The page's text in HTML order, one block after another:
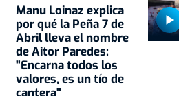
Manu Loinaz explica
por qué la Peña 7 de
Abril lleva el nombre
de Aitor Paredes:
"Encarna todos los
valores, es un tío de
cantera"